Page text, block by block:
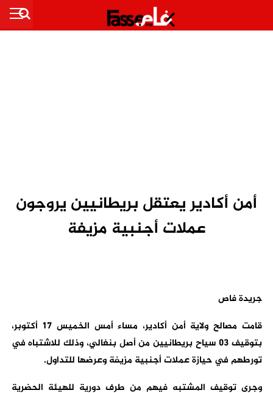
أمن أكادير يعتقل بريطانيين يروجون
عملات أجنبية مزيفة
جريدة فاص
قامت مصالح ولاية أمن أكادير، مساء أمس الخميس 17 أكتوبر،
بتوقيف 03 سياح بريطانيين من أصل بنغالي، وذلك للاشتباه في
تورطهم في حيازة عملات أجنبية مزيفة وعرضها للتداول.
وجرى توقيف المشتبه فيهم من طرف دورية للهيئة الحضرية